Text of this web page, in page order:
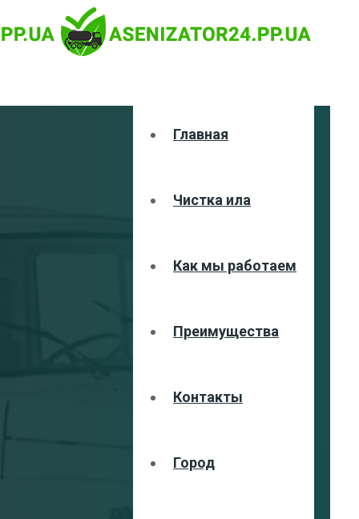
Главная
Чистка ила
Как мы работаем
Преимущества
Контакты
Город